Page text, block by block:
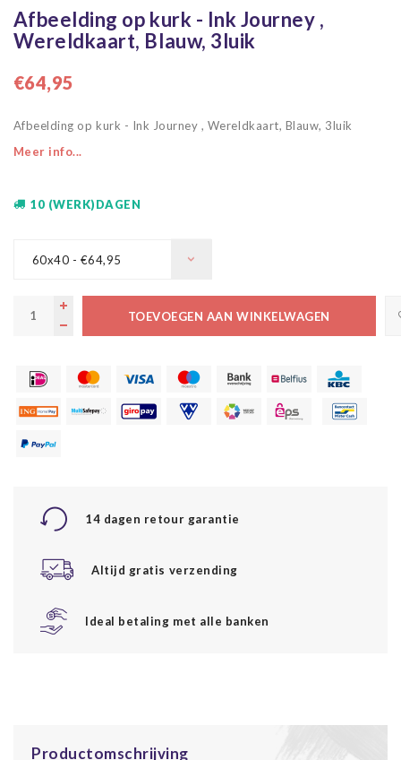
Afbeelding op kurk - Ink Journey ,
Wereldkaart, Blauw, 3luik
€64,95
Afbeelding op kurk - Ink Journey , Wereldkaart, Blauw, 3luik
Meer info...
10 (WERK)DAGEN
60x40 - €64,95
TOEVOEGEN AAN WINKELWAGEN
14 dagen retour garantie
Altijd gratis verzending
Ideal betaling met alle banken
Productomschrijving